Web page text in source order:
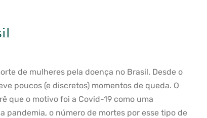
de mulheres pela doença no Brasil. Desde o
poucos (e discretos) momentos de queda. O
que o motivo foi a Covid-19 como uma
pandemia, o número de mortes por esse tipo de